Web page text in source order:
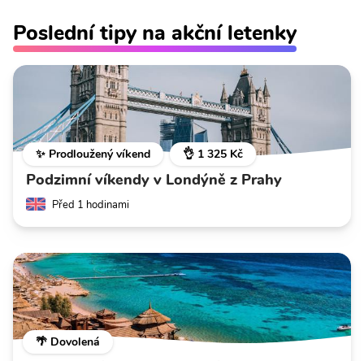
Poslední tipy na akční letenky
✨ Prodloužený víkend 👌 1 325 Kč
Podzimní víkendy v Londýně z Prahy
Před 1 hodinami
🌴 Dovolená